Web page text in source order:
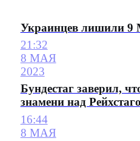
Украинцев лишили 9
21:32
8 МАЯ
2023
Бундестаг заверил,
знамени над
16:44
8 МАЯ